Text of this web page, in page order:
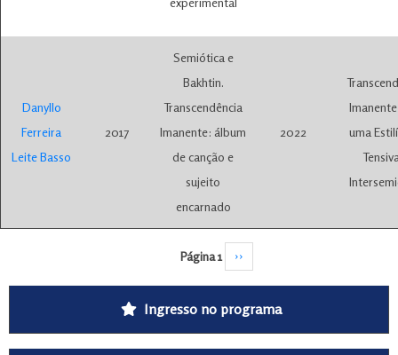
Danyllo
Ferreira
Leite Basso
2017
Semiótica e
Bakhtin.
Transcendência
Imanente: álbum
de canção e
sujeito
encarnado
2022
uma
Página 1 Próxima página
››
Ingresso no programa